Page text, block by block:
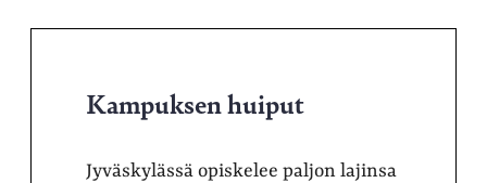
Kampuksen huiput
Jyväskylässä opiskelee paljon lajinsa